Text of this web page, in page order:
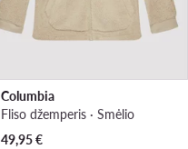
Columbia
Fliso džemperis · Smėlio
49,95€